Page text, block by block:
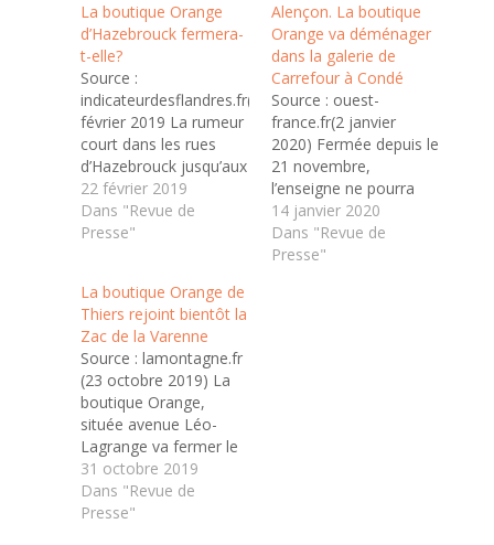
La boutique Orange
d’Hazebrouck fermera-
t-elle?
Source :
indicateurdesflandres.fr(13
février 2019 La rumeur
court dans les rues
d’Hazebrouck jusqu’aux
oreilles de certains
élus. À l’image de
Béatrice Veit-Torrez,
qui, en préambule de
l’ordre du jour du
conseil municipal du 7
février, a évoqué « la
disparition
programmée de
l’agence d’Orange ».…
22 février 2019
Dans "Revue de
Presse"
Alençon. La boutique
Orange va déménager
dans la galerie de
Carrefour à Condé
Source : ouest-
france.fr(2 janvier
2020) Fermée depuis le
21 novembre,
l’enseigne ne pourra
pas réintégrer les
locaux de la rue aux
Sieurs. Un magasin
14 janvier 2020
Dans "Revue de
Presse"
La boutique Orange de
Thiers rejoint bientôt la
Zac de la Varenne
Source : lamontagne.fr
(23 octobre 2019) La
boutique Orange,
située avenue Léo-
Lagrange va fermer le
samedi 16 novembre
au soir pour rouvrir Zac
de La Varenne, le
31 octobre 2019
Dans "Revue de
Presse"